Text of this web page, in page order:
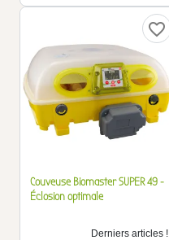
favorite_border
Couveuse Biomaster SUPER 49 -
Éclosion optimale
Derniers articles !